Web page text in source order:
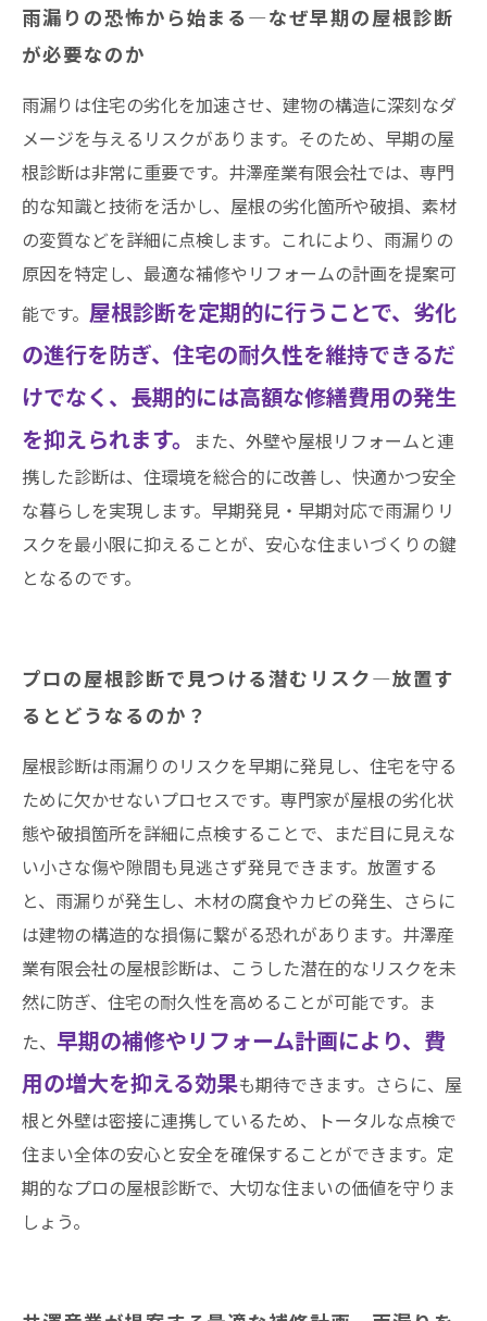
性とコスト削減の両立
屋根診断のメリットとは？初めての方にもわか
りやすく説明する基礎知識
雨漏り対策の決め手！井澤産業の屋根診断サー
ビスで安心を手に入れよう
井澤産業有限会社│ 熱田区・南区・瑞穂区・港
区・中川区など名古屋市内および愛知県での施
工実績はこちら
雨漏りの恐怖から始まる―なぜ早期の屋根診断
が必要なのか
雨漏りは住宅の劣化を加速させ、建物の構造に深刻なダ
メージを与えるリスクがあります。そのため、早期の屋
根診断は非常に重要です。井澤産業有限会社では、専門
的な知識と技術を活かし、屋根の劣化箇所や破損、素材
の変質などを詳細に点検します。これにより、雨漏りの
原因を特定し、最適な補修やリフォームの計画を提案可
能です。 屋根診断を定期的に行うことで、劣化
の進行を防ぎ、住宅の耐久性を維持できるだ
けでなく、長期的には高額な修繕費用の発生
を抑えられます。
また、外壁や屋根リフォームと連
携した診断は、住環境を総合的に改善し、快適かつ安全
な暮らしを実現します。早期発見・早期対応で雨漏りリ
スクを最小限に抑えることが、安心な住まいづくりの鍵
となるのです。
プロの屋根診断で見つける潜むリスク―放置す
るとどうなるのか？
屋根診断は雨漏りのリスクを早期に発見し、住宅を守る
ために欠かせないプロセスです。専門家が屋根の劣化状
態や破損箇所を詳細に点検することで、まだ目に見えな
い小さな傷や隙間も見逃さず発見できます。放置する
と、雨漏りが発生し、木材の腐食やカビの発生、さらに
は建物の構造的な損傷に繋がる恐れがあります。井澤産
業有限会社の屋根診断は、こうした潜在的なリスクを未
然に防ぎ、住宅の耐久性を高めることが可能です。ま
た、 早期の補修やリフォーム計画により、費
用の増大を抑える効果も期待できます。さらに、屋
根と外壁は密接に連携しているため、トータルな点検で
住まい全体の安心と安全を確保することができます。定
期的なプロの屋根診断で、大切な住まいの価値を守りま
しょう。